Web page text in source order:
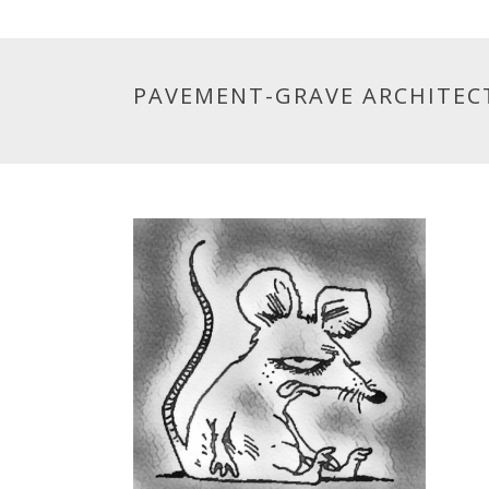
PAVEMENT-GRAVE